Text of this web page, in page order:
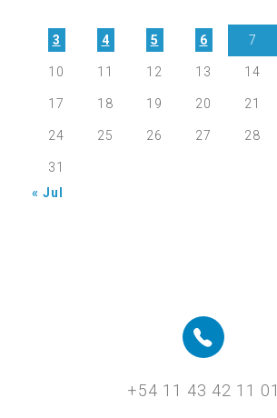
3 4 5 6 7
10 11 12 13 14
17 18 19 20 21
24 25 26 27 28
31
« Jul
+54 11 43 42 11 01